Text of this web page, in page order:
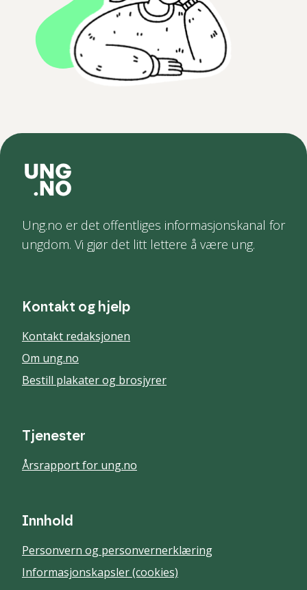
Ung.no er det offentliges informasjonskanal for
ungdom. Vi gjør det litt lettere å være ung.
Kontakt og hjelp
Kontakt redaksjonen
Om ung.no
Bestill plakater og brosjyrer
Tjenester
Årsrapport for ung.no
Innhold
Personvern og personvernerklæring
Informasjonskapsler (cookies)